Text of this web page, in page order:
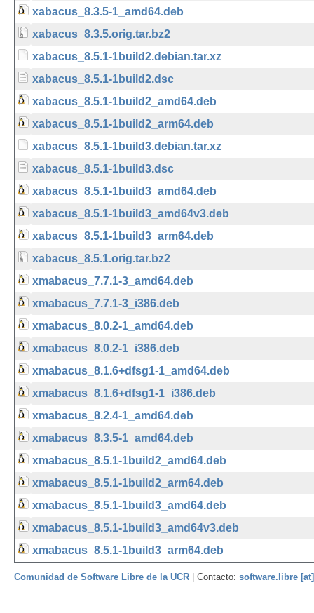
xabacus_8.3.5-1_amd64.deb
xabacus_8.3.5.orig.tar.bz2
xabacus_8.5.1-1build2.debian.tar.xz
xabacus_8.5.1-1build2.dsc
xabacus_8.5.1-1build2_amd64.deb
xabacus_8.5.1-1build2_arm64.deb
xabacus_8.5.1-1build3.debian.tar.xz
xabacus_8.5.1-1build3.dsc
xabacus_8.5.1-1build3_amd64.deb
xabacus_8.5.1-1build3_amd64v3.deb
xabacus_8.5.1-1build3_arm64.deb
xabacus_8.5.1.orig.tar.bz2
xmabacus_7.7.1-3_amd64.deb
xmabacus_7.7.1-3_i386.deb
xmabacus_8.0.2-1_amd64.deb
xmabacus_8.0.2-1_i386.deb
xmabacus_8.1.6+dfsg1-1_amd64.deb
xmabacus_8.1.6+dfsg1-1_i386.deb
xmabacus_8.2.4-1_amd64.deb
xmabacus_8.3.5-1_amd64.deb
xmabacus_8.5.1-1build2_amd64.deb
xmabacus_8.5.1-1build2_arm64.deb
xmabacus_8.5.1-1build3_amd64.deb
xmabacus_8.5.1-1build3_amd64v3.deb
xmabacus_8.5.1-1build3_arm64.deb
Comunidad de Software Libre de la UCR | Contacto: software.libre